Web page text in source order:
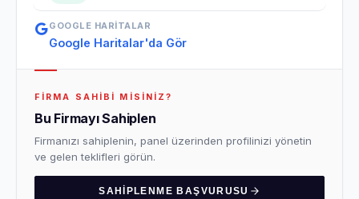
GOOGLE HARITALAR
Google Haritalar'da Gör
FIRMA SAHIBI MISINIZ?
Bu Firmayı Sahiplen
Firmanızı sahiplenin, panel üzerinden profilinizi yönetin
ve gelen teklifleri görün.
SAHIPLENME BAŞVURUSU